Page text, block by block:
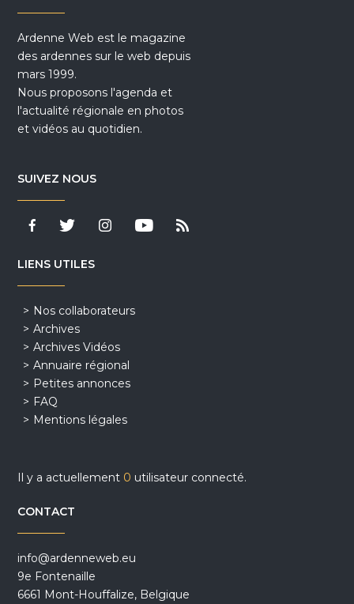
Ardenne Web est le magazine
des ardennes sur le web depuis
mars 1999.
Nous proposons l'agenda et
l'actualité régionale en photos
et vidéos au quotidien.
SUIVEZ NOUS
LIENS UTILES
Nos collaborateurs
Archives
Archives Vidéos
Annuaire régional
Petites annonces
FAQ
Mentions légales
Il y a actuellement 0 utilisateur connecté.
CONTACT
info@ardenneweb.eu
9e Fontenaille
6661 Mont-Houffalize, Belgique